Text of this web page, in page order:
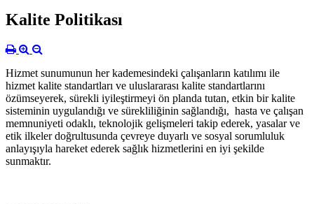
Kalite Politikası
Hizmet sunumunun her kademesindeki çalışanların katılımı ile
hizmet kalite standartları ve uluslararası kalite standartlarını
özümseyerek, sürekli iyileştirmeyi ön planda tutan, etkin bir kalite
sisteminin uygulandığı ve sürekliliğinin sağlandığı, hasta ve çalışan
memnuniyeti odaklı, teknolojik gelişmeleri takip ederek, yasalar ve
etik ilkeler doğrultusunda çevreye duyarlı ve sosyal sorumluluk
anlayışıyla hareket ederek sağlık hizmetlerini en iyi şekilde
sunmaktır.